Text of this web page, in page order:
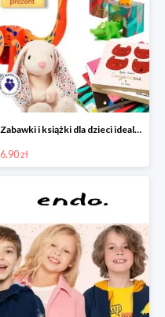
Zabawki i książki dla dzieci idealne na prezent w Endo od 6,90 zł
6.90 zł